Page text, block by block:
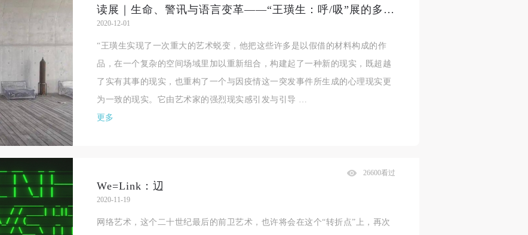
读展｜生命、警讯与语言变革——“王璜生：呼/吸”展的多重意象
2020-12-01
“王璜生实现了一次重大的艺术蜕变，他把这些许多是以假借的材料构成的作
品，在一个复杂的空间场域里加以重新组合，构建起了一种新的现实，既超越
了实有其事的现实，也重构了一个与因疫情这一突发事件所生成的心理现实更
为一致的现实。它由艺术家的强烈现实感引发与引导 …
更多
We=Link：辺
2020-11-19
26600看过
网络艺术，这个二十世纪最后的前卫艺术，也许将会在这个“转折点”上，再次